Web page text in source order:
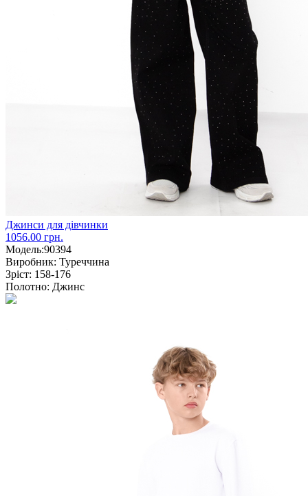
Джинси для дівчинки
1056.00 грн.
Модель:90394
Виробник: Туреччина
Зріст: 158-176
Полотно: Джинс